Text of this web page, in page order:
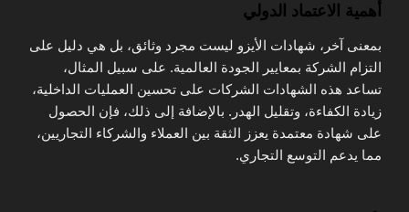
أهمية الاعتماد الدولي
بمعنى آخر، شهادات الأيزو ليست مجرد وثائق، بل هي دليل على
التزام الشركة بمعايير الجودة العالمية. على سبيل المثال،
تساعد هذه الشهادات الشركات على تحسين العمليات الداخلية،
زيادة الكفاءة، وتقليل الهدر. بالإضافة إلى ذلك، فإن الحصول
على شهادة معتمدة يعزز الثقة بين العملاء والشركاء التجاريين،
مما يدعم التوسع التجاري.